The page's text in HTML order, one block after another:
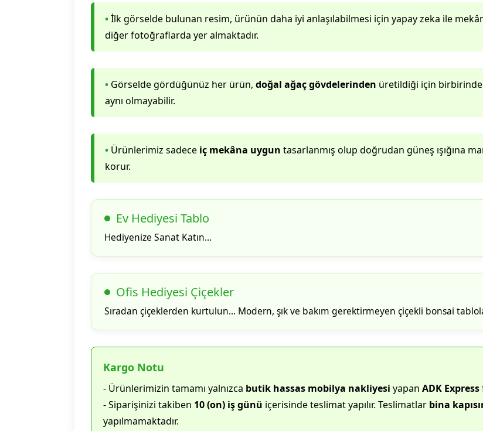
•İlk görselde bulunan resim, ürünün daha iyi anlaşılabilmesi için yapay zeka ile
diğer fotoğraflarda yer almaktadır.
•Görselde gördüğünüz her ürün, doğal ağaç gövdelerinden üretildiği için
aynı olmayabilir.
•Ürünlerimiz sadece iç mekâna uygun tasarlanmış olup doğrudan güneş ışığına
korur.
Ev Hediyesi Tablo
Hediyenize Sanat Katın…
Ofis Hediyesi Çiçekler
Sıradan çiçeklerden kurtulun... Modern, şık ve bakım gerektirmeyen çiçekli bonsai
Kargo Notu
- Ürünlerimizin tamamı yalnızca butik hassas mobilya nakliyesi yapan ADK Express
- Siparişinizi takiben 10 (on) iş günü içerisinde teslimat yapılır. Teslimatlar bina
yapılmamaktadır.